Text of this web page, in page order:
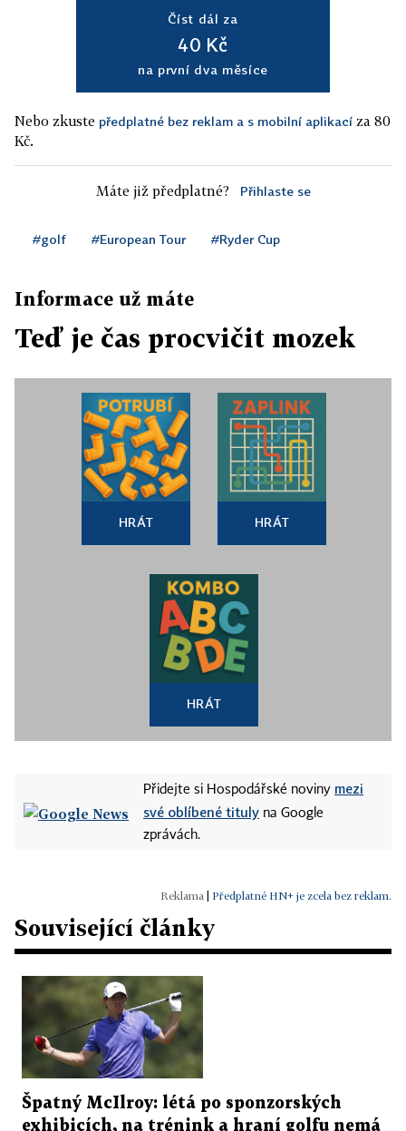
Číst dál za
40 Kč
na první dva měsíce
Nebo zkuste předplatné bez reklam a s mobilní aplikací za 80
Kč.
Máte již předplatné? Přihlaste se
#golf #European Tour #Ryder Cup
Informace už máte
Teď je čas procvičit mozek
HRÁT HRÁT
HRÁT
Přidejte si Hospodářské noviny mezi
své oblíbené tituly na Google
zprávách.
Předplatné HN+ je zcela bez reklam.
Související články
Špatný McIlroy: létá po sponzorských
exhibicích, na trénink a hraní golfu nemá